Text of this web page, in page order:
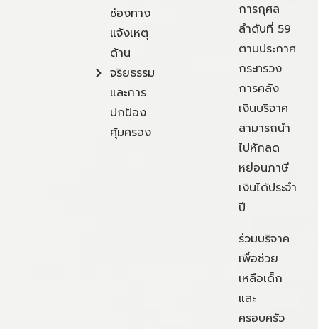
ช่องทาง
แจ้งเหตุ
ด้าน
จริยธรรม
และการ
ปกป้อง
คุ้มครอง
การกุศล
ลำดับที่ 59
ตามประกาศ
กระทรวง
การคลัง
เงินบริจาค
สามารถนำ
ไปหักลด
หย่อนภาษี
เงินได้ประจำ
ปี
ร่วมบริจาค
เพื่อช่วย
เหลือเด็ก
และ
ครอบครัว